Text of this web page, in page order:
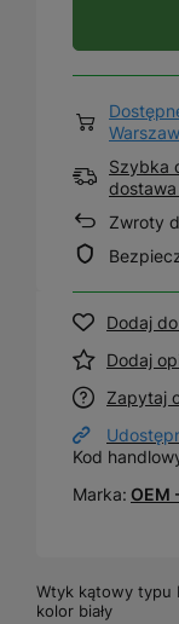
Szybka
dostawa
Zwroty
Dodaj
Dodaj
Zapytaj
Kod
Marka: OEM
Wtyk kątowy typu
kolor biały